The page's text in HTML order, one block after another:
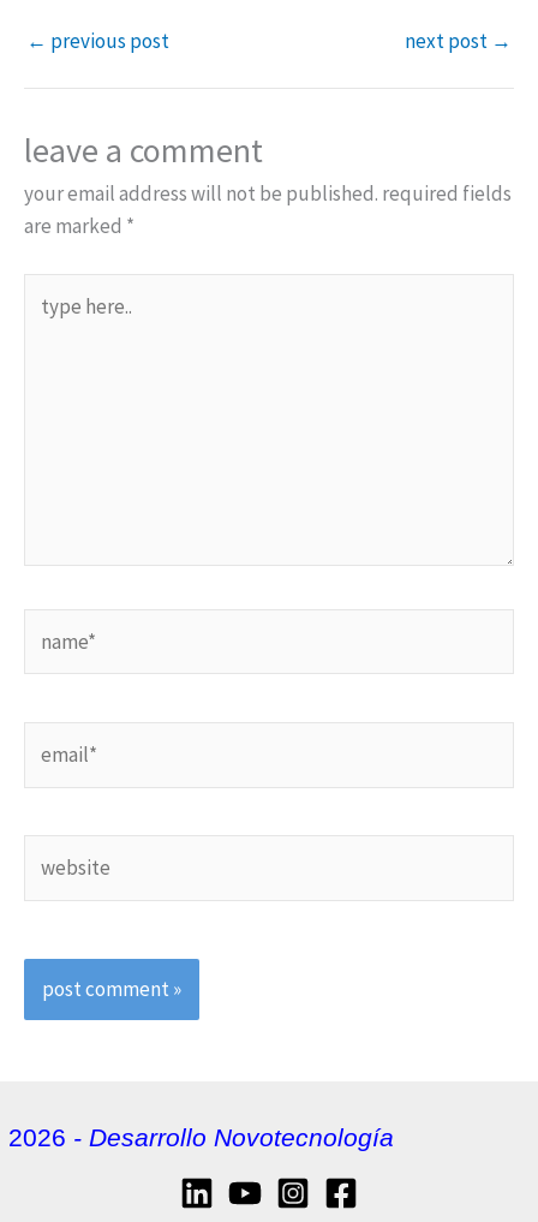
← previous post next post →
leave a comment
your email address will not be published. required fields
are marked *
here..
2026 - Desarrollo Novotecnología